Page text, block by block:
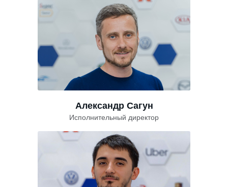
Александр Сагун
Исполнительный директор